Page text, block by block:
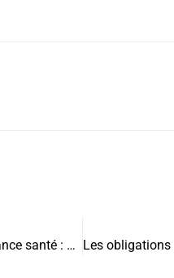
Les garanties assistance pour l’assurance santé : un atout essentiel à ne pas négliger